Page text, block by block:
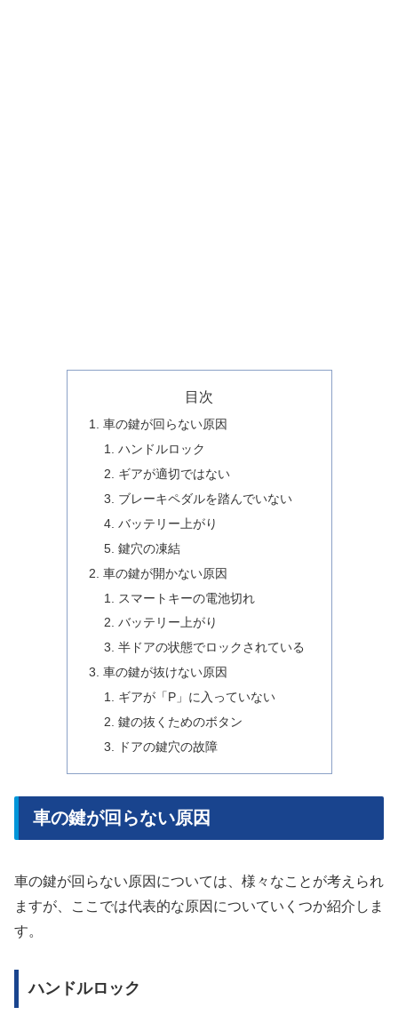
目次
車の鍵が回らない原因
ハンドルロック
ギアが適切ではない
ブレーキペダルを踏んでいない
バッテリー上がり
鍵穴の凍結
車の鍵が開かない原因
スマートキーの電池切れ
バッテリー上がり
半ドアの状態でロックされている
車の鍵が抜けない原因
ギアが「P」に入っていない
鍵の抜くためのボタン
ドアの鍵穴の故障
車の鍵が回らない原因
車の鍵が回らない原因については、様々なことが考えられ
ますが、ここでは代表的な原因についていくつか紹介しま
す。
ハンドルロック